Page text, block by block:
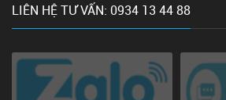
LIÊN HỆ TƯ VẤN: 0934 13 44 88